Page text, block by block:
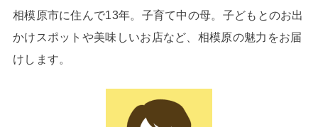
相模原市に住んで13年。子育て中の母。子どもとのお出
かけスポットや美味しいお店など、相模原の魅力をお届
けします。